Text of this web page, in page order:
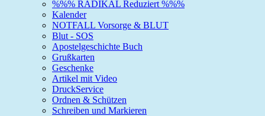
%%% RADIKAL Reduziert %%%
Kalender
NOTFALL Vorsorge & BLUT
Blut - SOS
Apostelgeschichte Buch
Grußkarten
Geschenke
Artikel mit Video
DruckService
Ordnen & Schützen
Schreiben und Markieren